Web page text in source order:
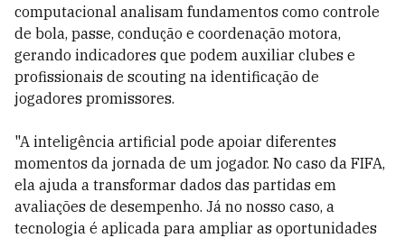
computacional analisam fundamentos como controle
de bola, passe, condução e coordenação motora,
gerando indicadores que podem auxiliar clubes e
profissionais de scouting na identificação de
jogadores promissores.
"A inteligência artificial pode apoiar diferentes
momentos da jornada de um jogador. No caso da FIFA,
ela ajuda a transformar dados das partidas em
avaliações de desempenho. Já no nosso caso, a
tecnologia é aplicada para ampliar as oportunidades